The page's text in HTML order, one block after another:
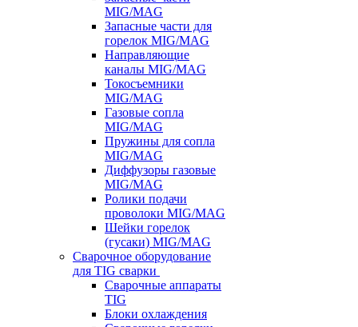
MIG/MAG
Запасные части для
горелок MIG/MAG
Направляющие
каналы MIG/MAG
Токосъемники
MIG/MAG
Газовые сопла
MIG/MAG
Пружины для сопла
MIG/MAG
Диффузоры газовые
MIG/MAG
Ролики подачи
проволоки MIG/MAG
Шейки горелок
(гусаки) MIG/MAG
Сварочное оборудование
для TIG сварки
Сварочные аппараты
TIG
Блоки охлаждения